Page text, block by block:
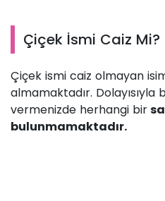
Çiçek İsmi Caiz Mi?
Çiçek ismi caiz olmayan
almamaktadır. Dolayısıyla
vermenizde herhangi bir
bulunmamaktadır.